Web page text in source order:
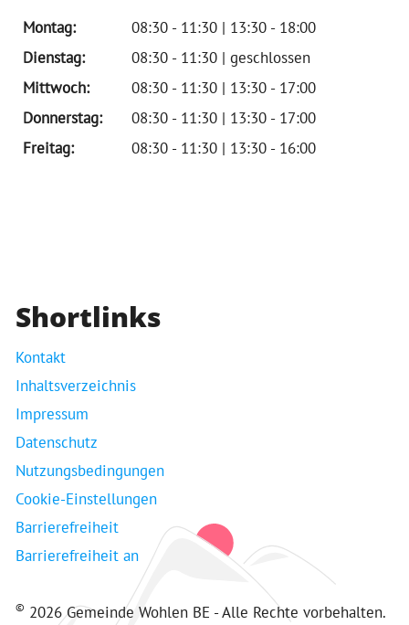
Montag:
08:30 - 11:30 | 13:30 - 18:00
Dienstag:
08:30 - 11:30 | geschlossen
Mittwoch:
08:30 - 11:30 | 13:30 - 17:00
Donnerstag:
08:30 - 11:30 | 13:30 - 17:00
Freitag:
08:30 - 11:30 | 13:30 - 16:00
Shortlinks
Kontakt
Inhaltsverzeichnis
Impressum
Datenschutz
Nutzungsbedingungen
Cookie-Einstellungen
Barrierefreiheit
Barrierefreiheit an
© 2026 Gemeinde Wohlen BE - Alle Rechte vorbehalten.